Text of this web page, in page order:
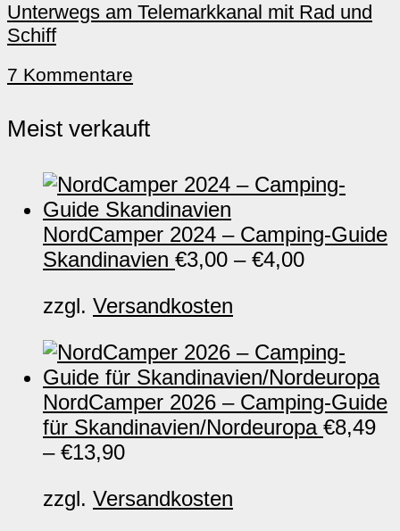
Unterwegs am Telemarkkanal mit Rad und
Schiff
7 Kommentare
Meist verkauft
NordCamper 2024 – Camping-Guide
Skandinavien €3,00 – €4,00
zzgl. Versandkosten
NordCamper 2026 – Camping-Guide
für Skandinavien/Nordeuropa €8,49
– €13,90
zzgl. Versandkosten